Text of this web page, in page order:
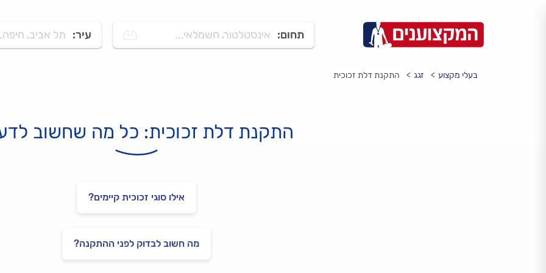
תחום: אינסטלטור, חשמלאי... עיר: תל אביב,
בעלי מקצוע זגג התקנת דלת זכוכית
התקנת דלת זכוכית: כל מה שחשוב
אילו סוגי זכוכית קיימים?
מה חשוב לבדוק לפני ההתקנה?